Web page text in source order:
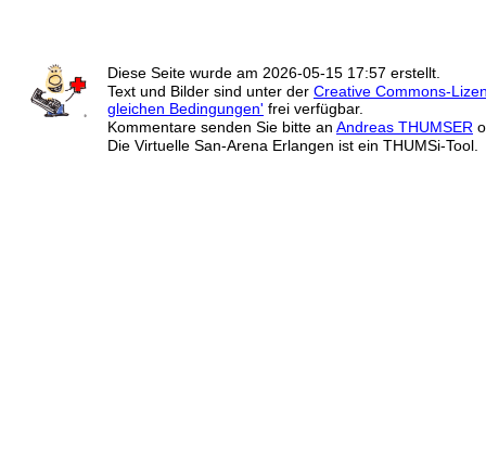
Diese Seite wurde am 2026-05-15 17:57 erstellt.
Text und Bilder sind unter der Creative Commons-
gleichen Bedingungen' frei verfügbar.
Kommentare senden Sie bitte an Andreas THUMSER
Die Virtuelle San-Arena Erlangen ist ein THUMSi-Tool.